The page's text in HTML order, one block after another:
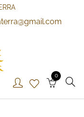
Terra
0